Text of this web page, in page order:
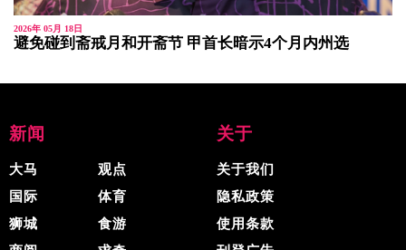
2026年 05月 18日
避免碰到斋戒月和开斋节 甲首长暗示4个月内州选
新闻
大马
国际
狮城
观点
体育
食游
关于
关于我们
隐私政策
使用条款